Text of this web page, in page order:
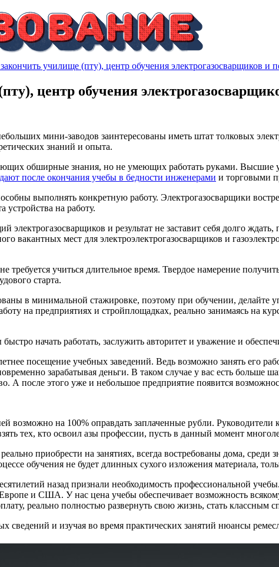
училище (пту), центр обучения электрогазосварщиков и
центр обучения
мини-заводов заинтересованы иметь штат толковых
знаний и опыта.
обширные знания, но не умеющих работать руками. Высшие
после окончания учебы в бедности инженерами и торговыми
выполнять конкретную работу. Электрогазосварщики
устройства на работу.
электрогазосварщиков и результат не заставит себя долго
мест для электроэлектрогазосварщиков и
требуется учиться длительное время. Твердое намерение
старта.
в минимальной стажировке, поэтому при обучении, делайте
на предприятиях и стройплощадках, реально занимаясь на
начать работать, заслужить авторитет и уважение и
посещение учебных заведений. Ведь возможно занять его
зарабатывая деньги. В таком случае у вас есть больше
А после этого уже и небольшое предприятие появится
возможно на 100% оправдать заплаченные рубли.
тех, кто освоил азы профессии, пусть в данный момент
приобрести на занятиях, всегда востребованы дома,
обучения не будет длинных сухого изложения материала,
назад признали необходимость профессиональной
и США. У нас цена учебы обеспечивает возможность
реально полностью развернуть свою жизнь, стать классным
сведений и изучая во время практических занятий нюансы